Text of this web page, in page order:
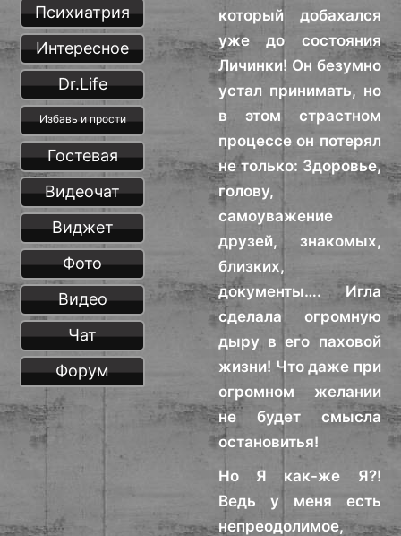
который добахался
уже до состояния
Личинки! Он безумно
устал принимать, но
в этом страстном
процессе он потерял
не только: Здоровье,
голову,
самоуважение
друзей, знакомых,
близких,
документы…. Игла
сделала огромную
дыру в его паховой
жизни! Что даже при
огромном желании
не будет смысла
остановитья!
Но Я как-же Я?!
Ведь у меня есть
непреодолимое,
Психиатрия
Интересное
Dr.Life
Избавь и прости
Гостевая
Видеочат
Виджет
Фото
Видео
Чат
Форум